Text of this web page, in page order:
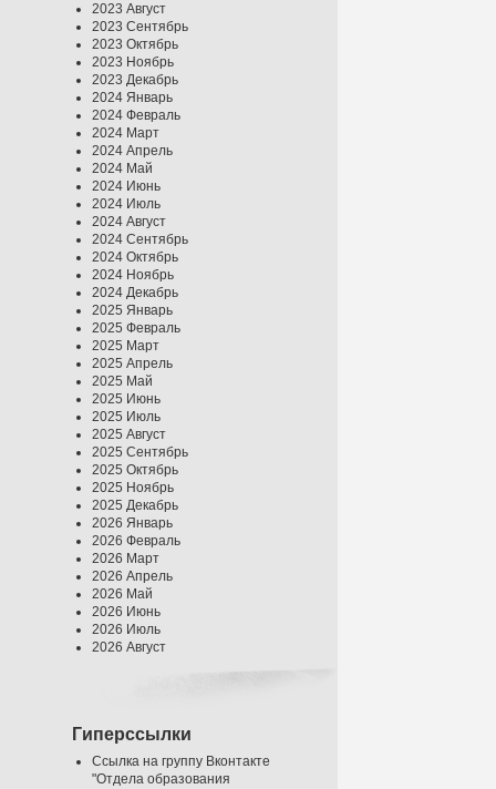
2023 Август
2023 Сентябрь
2023 Октябрь
2023 Ноябрь
2023 Декабрь
2024 Январь
2024 Февраль
2024 Март
2024 Апрель
2024 Май
2024 Июнь
2024 Июль
2024 Август
2024 Сентябрь
2024 Октябрь
2024 Ноябрь
2024 Декабрь
2025 Январь
2025 Февраль
2025 Март
2025 Апрель
2025 Май
2025 Июнь
2025 Июль
2025 Август
2025 Сентябрь
2025 Октябрь
2025 Ноябрь
2025 Декабрь
2026 Январь
2026 Февраль
2026 Март
2026 Апрель
2026 Май
2026 Июнь
2026 Июль
2026 Август
Гиперссылки
Ссылка на группу Вконтакте
"Отдела образования